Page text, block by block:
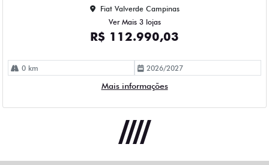
Fiat Valverde Campinas
Ver Mais 3 lojas
R$ 112.990,03
0 km 2026/2027
Mais informações